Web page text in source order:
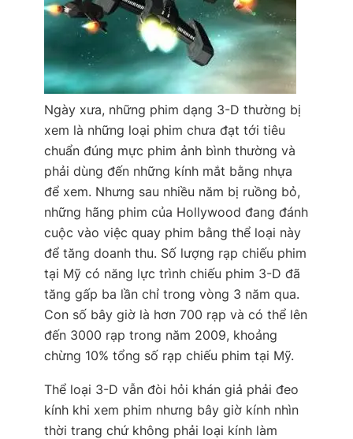
Ngày xưa, những phim dạng 3-D thường bị
xem là những loại phim chưa đạt tới tiêu
chuẩn đúng mực phim ảnh bình thường và
phải dùng đến những kính mắt bằng nhựa
để xem. Nhưng sau nhiều năm bị ruồng bỏ,
những hãng phim của Hollywood đang đánh
cuộc vào việc quay phim bằng thể loại này
để tăng doanh thu. Số lượng rạp chiếu phim
tại Mỹ có năng lực trình chiếu phim 3-D đã
tăng gấp ba lần chỉ trong vòng 3 năm qua.
Con số bây giờ là hơn 700 rạp và có thể lên
đến 3000 rạp trong năm 2009, khoảng
chừng 10% tổng số rạp chiếu phim tại Mỹ.
Thể loại 3-D vẫn đòi hỏi khán giả phải đeo
kính khi xem phim nhưng bây giờ kính nhìn
thời trang chứ không phải loại kính làm